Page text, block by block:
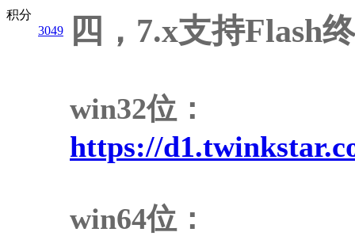
积分
3049
四，7.x支持Flash
win32位：
https://
win64位：